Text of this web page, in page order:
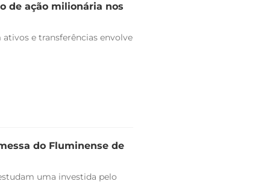
de ação milionária nos
e transferências envolve
do Fluminense de
uma investida pelo